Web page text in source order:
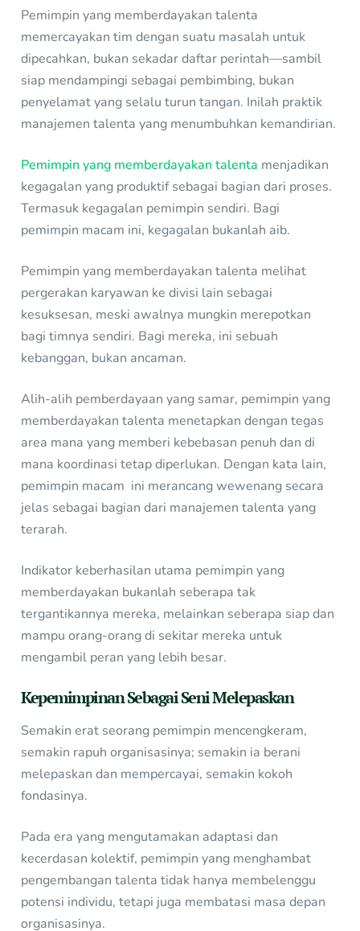
Pemimpin yang memberdayakan talenta
memercayakan tim dengan suatu masalah untuk
dipecahkan, bukan sekadar daftar perintah—sambil
siap mendampingi sebagai pembimbing, bukan
penyelamat yang selalu turun tangan. Inilah praktik
manajemen talenta yang menumbuhkan kemandirian.
Pemimpin yang memberdayakan talenta menjadikan
kegagalan yang produktif sebagai bagian dari proses.
Termasuk kegagalan pemimpin sendiri. Bagi
pemimpin macam ini, kegagalan bukanlah aib.
Pemimpin yang memberdayakan talenta melihat
pergerakan karyawan ke divisi lain sebagai
kesuksesan, meski awalnya mungkin merepotkan
bagi timnya sendiri. Bagi mereka, ini sebuah
kebanggan, bukan ancaman.
Alih-alih pemberdayaan yang samar, pemimpin yang
memberdayakan talenta menetapkan dengan tegas
area mana yang memberi kebebasan penuh dan di
mana koordinasi tetap diperlukan. Dengan kata lain,
pemimpin macam ini merancang wewenang secara
jelas sebagai bagian dari manajemen talenta yang
terarah.
Indikator keberhasilan utama pemimpin yang
memberdayakan bukanlah seberapa tak
tergantikannya mereka, melainkan seberapa siap dan
mampu orang-orang di sekitar mereka untuk
mengambil peran yang lebih besar.
Kepemimpinan Sebagai Seni Melepaskan
Semakin erat seorang pemimpin mencengkeram,
semakin rapuh organisasinya; semakin ia berani
melepaskan dan mempercayai, semakin kokoh
fondasinya.
Pada era yang mengutamakan adaptasi dan
kecerdasan kolektif, pemimpin yang menghambat
pengembangan talenta tidak hanya membelenggu
potensi individu, tetapi juga membatasi masa depan
organisasinya.